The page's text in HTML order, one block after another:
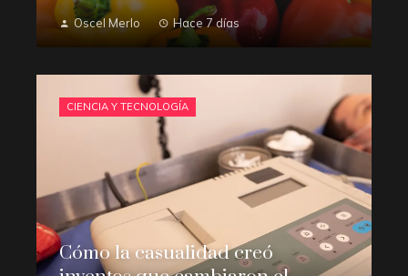
Oscel Merlo Hace 7 días
CIENCIA Y TECNOLOGÍA
Cómo la casualidad creó